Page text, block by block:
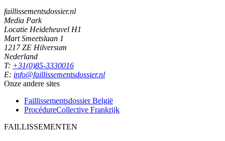
faillissementsdossier.nl
Media Park
Locatie Heideheuvel H1
Mart Smeetslaan 1
1217 ZE Hilversum
Nederland
T: +31(0)85-3330016
E: info@faillissementsdossier.nl
Onze andere sites
Faillissementsdossier België
ProcédureCollective Frankrijk
FAILLISSEMENTEN